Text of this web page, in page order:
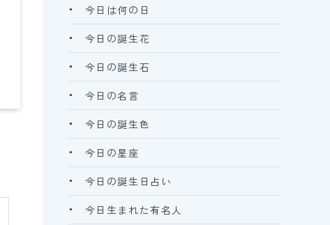
今日は何の日
今日の誕生花
今日の誕生石
今日の名言
今日の誕生色
今日の星座
今日の誕生日占い
今日生まれた有名人